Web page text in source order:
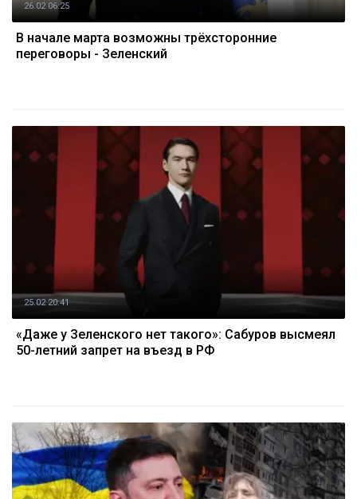
26.02 06:25
В начале марта возможны трёхсторонние
переговоры - Зеленский
25.02 20:41
«Даже у Зеленского нет такого»: Сабуров высмеял
50-летний запрет на въезд в РФ